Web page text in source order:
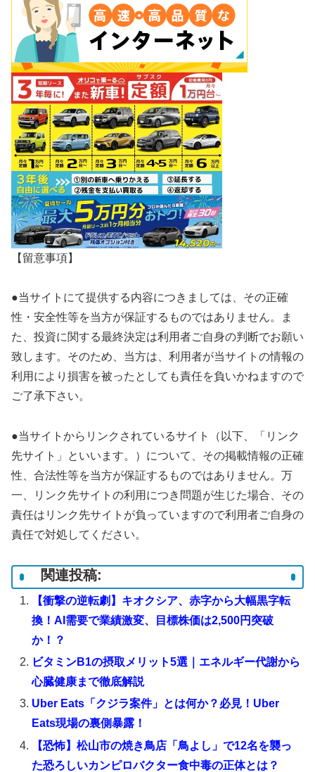
【留意事項】
●当サイトにて提供する内容につきましては、その正確
性・安全性等を当方が保証するものではありません。ま
た、投資に関する最終決定は利用者ご自身の判断でお願い
致します。そのため、当方は、利用者が当サイトの情報の
利用により損害を被ったとしても責任を負いかねますので
ご了承下さい。
●当サイトからリンクされているサイト（以下、「リンク
先サイト」といいます。）について、その掲載情報の正確
性、合法性等を当方が保証するものではありません。万
一、リンク先サイトの利用につき問題が生じた場合、その
責任はリンク先サイトが負っていますので利用者ご自身の
責任で対処してください。
関連投稿:
【衝撃の逆転劇】キオクシア、赤字から大幅黒字転
換！AI需要で業績激変、目標株価は2,500円突破
か！？
ビタミンB1の摂取メリット5選｜エネルギー代謝から
心臓健康まで徹底解説
Uber Eats「クジラ案件」とは何か？必見！Uber
Eats現場の裏側暴露！
【恐怖】松山市の焼き鳥店「鳥よし」で12名を襲っ
た恐ろしいカンピロバクター食中毒の正体とは？